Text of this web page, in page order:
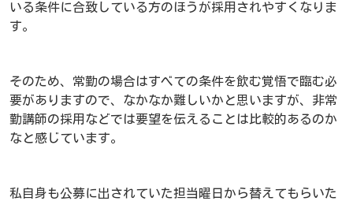
いる条件に合致している方のほうが採用されやすくなりま
す。
そのため、常勤の場合はすべての条件を飲む覚悟で臨む必
要がありますので、なかなか難しいかと思いますが、非常
勤講師の採用などでは要望を伝えることは比較的あるのか
なと感じています。
私自身も公募に出されていた担当曜日から替えてもらいた